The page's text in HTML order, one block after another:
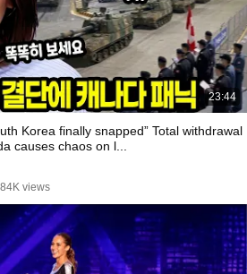
23:44
Korea finally snapped” Total withdrawal
causes chaos on l...
views